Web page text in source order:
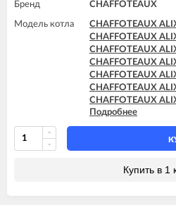
CHAFFOTEAUX
CHAFFOTEAUX
Бренд CHAFFOTEAUX
Модель котла
CHAFFOTEAUX
CHAFFOTEAUX
CHAFFOTEAUX
CHAFFOTEAUX
CHAFFOTEAUX
CHAFFOTEAUX
CHAFFOTEAUX
CHAFFOTEAUX
CHAFFOTEAUX
CHAFFOTEAUX
CHAFFOTEAUX
CHAFFOTEAUX
Подробнее
Купить в 1